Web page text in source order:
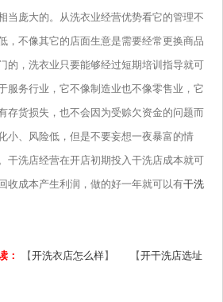
当庞大的。从洗衣业经营优势看它的管理不
，不像其它的店面生意是需要经常更换商品
的，洗衣业只要能够经过短期培训指导就可
服务行业，它不像制造业也不像零售业，它
存货损失，也不会因为受赊欠资金的问题而
小、风险低，但是不要妄想一夜暴富的情
干洗店经营在开店初期投入干洗店成本就可
收成本产生利润，做的好一年就可以有干洗
： 【开洗衣店怎么样】 【开干洗店选址